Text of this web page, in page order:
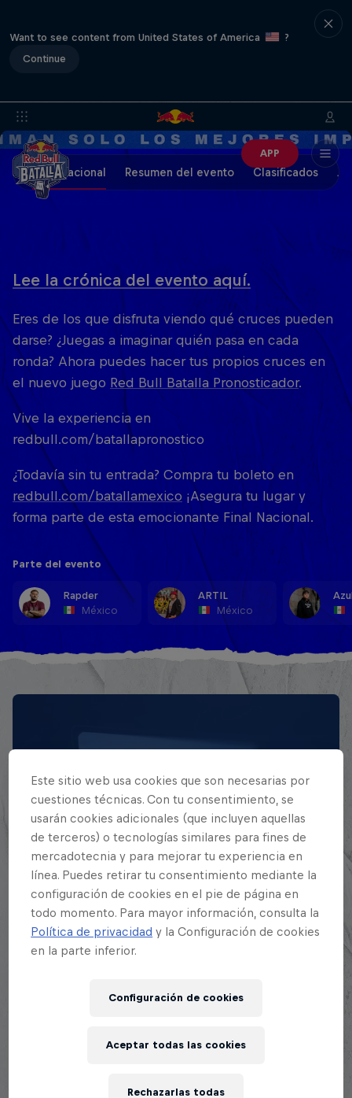
Want to see content from United States of America
?
Continue
APP
Final Nacional Resumen del evento Clasificados
Lee la crónica del evento aquí.
Eres de los que disfruta viendo qué cruces pueden
darse? ¿Juegas a imaginar quién pasa en cada
ronda? Ahora puedes hacer tus propios cruces en
el nuevo juego Red Bull Batalla Pronosticador.
Vive la experiencia en
redbull.com/batallapronostico
¿Todavía sin tu entrada? Compra tu boleto en
redbull.com/batallamexico ¡Asegura tu lugar y
forma parte de esta emocionante Final Nacional.
Parte del evento
Rapder
México
ARTIL
México
EXPLORA TODAS SUS
BATALLAS
Explora la Galaxia de Batalla, quién es
freestyle de habla hispana.
Este sitio web usa cookies que son necesarias por
cuestiones técnicas. Con tu consentimiento, se
usarán cookies adicionales (que incluyen aquellas
de terceros) o tecnologías similares para fines de
mercadotecnia y para mejorar tu experiencia en
línea. Puedes retirar tu consentimiento mediante la
configuración de cookies en el pie de página en
todo momento. Para mayor información, consulta la
Política de privacidad y la Configuración de cookies
en la parte inferior.
Configuración de cookies
Rechazarlas todas
Aceptar todas las cookies